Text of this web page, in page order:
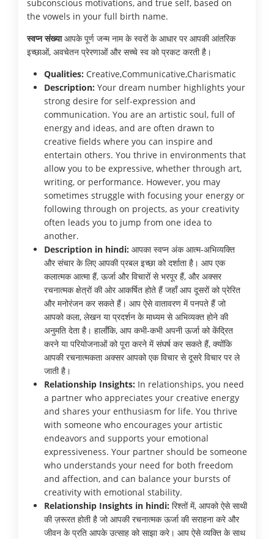
subconscious motivations, and true self, based on
the vowels in your full birth name.
स्वप्न संख्याआपके पूर्ण जन्म नाम के स्वरों के आधार पर आपकी आंतरिक
इच्छाओं, अवचेतन प्रेरणाओं और सच्चे स्व को प्रकट करती है।
Qualities: Creative,Communicative,Charismatic
Description: Your dream number highlights your
strong desire for self-expression and
communication. You are an artistic soul, full of
energy and ideas, and are often drawn to
creative fields where you can inspire and
entertain others. You thrive in environments that
allow you to be expressive, whether through art,
writing, or performance. However, you may
sometimes struggle with focusing your energy or
following through on projects, as your creativity
often leads you to jump from one idea to
another.
Description in hindi: आपका स्वप्न अंक आत्म-अभिव्यक्ति
और संचार के लिए आपकी प्रबल इच्छा को दर्शाता है। आप एक
कलात्मक आत्मा हैं, ऊर्जा और विचारों से भरपूर हैं, और अक्सर
रचनात्मक क्षेत्रों की ओर आकर्षित होते हैं जहाँ आप दूसरों को प्रेरित
और मनोरंजन कर सकते हैं। आप ऐसे वातावरण में पनपते हैं जो
आपको कला, लेखन या प्रदर्शन के माध्यम से अभिव्यक्त होने की
अनुमति देता है। हालाँकि, आप कभी-कभी अपनी ऊर्जा को केंद्रित
करने या परियोजनाओं को पूरा करने में संघर्ष कर सकते हैं, क्योंकि
आपकी रचनात्मकता अक्सर आपको एक विचार से दूसरे विचार पर ले
जाती है।
Relationship Insights: In relationships, you need
a partner who appreciates your creative energy
and shares your enthusiasm for life. You thrive
with someone who encourages your artistic
endeavors and supports your emotional
expressiveness. Your partner should be someone
who understands your need for both freedom
and affection, and can balance your bursts of
creativity with emotional stability.
Relationship Insights in hindi: रिश्तों में, आपको ऐसे साथी
की ज़रूरत होती है जो आपकी रचनात्मक ऊर्जा की सराहना करे और
जीवन के प्रति आपके उत्साह को साझा करे। आप ऐसे व्यक्ति के साथ